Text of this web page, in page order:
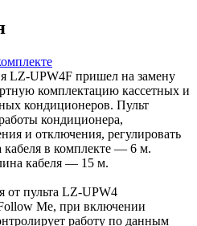
LZ-UPW4F пришел на замену
комплектацию кассетных и
кондиционеров. Пульт
кондиционера,
и отключения, регулировать
в комплекте — 6 м.
кабеля — 15 м.
от пульта LZ-UPW4
Me, при включении
работу по данным